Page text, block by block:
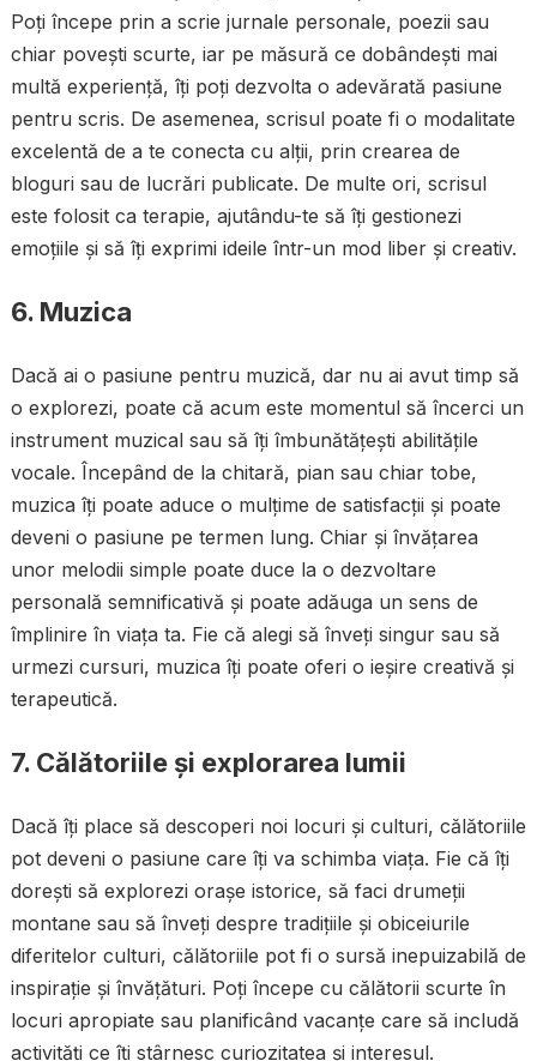
Poți începe prin a scrie jurnale personale, poezii sau
chiar povești scurte, iar pe măsură ce dobândești mai
multă experiență, îți poți dezvolta o adevărată pasiune
pentru scris. De asemenea, scrisul poate fi o modalitate
excelentă de a te conecta cu alții, prin crearea de
bloguri sau de lucrări publicate. De multe ori, scrisul
este folosit ca terapie, ajutându-te să îți gestionezi
emoțiile și să îți exprimi ideile într-un mod liber și creativ.
6. Muzica
Dacă ai o pasiune pentru muzică, dar nu ai avut timp să
o explorezi, poate că acum este momentul să încerci un
instrument muzical sau să îți îmbunătățești abilitățile
vocale. Începând de la chitară, pian sau chiar tobe,
muzica îți poate aduce o mulțime de satisfacții și poate
deveni o pasiune pe termen lung. Chiar și învățarea
unor melodii simple poate duce la o dezvoltare
personală semnificativă și poate adăuga un sens de
împlinire în viața ta. Fie că alegi să înveți singur sau să
urmezi cursuri, muzica îți poate oferi o ieșire creativă și
terapeutică.
7. Călătoriile și explorarea lumii
Dacă îți place să descoperi noi locuri și culturi, călătoriile
pot deveni o pasiune care îți va schimba viața. Fie că îți
dorești să explorezi orașe istorice, să faci drumeții
montane sau să înveți despre tradițiile și obiceiurile
diferitelor culturi, călătoriile pot fi o sursă inepuizabilă de
inspirație și învățături. Poți începe cu călătorii scurte în
locuri apropiate sau planificând vacanțe care să includă
activități ce îți stârnesc curiozitatea și interesul.